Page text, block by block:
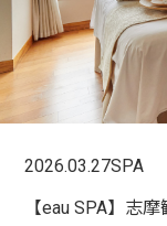
2026.03.27SPA
【eau SPA】志